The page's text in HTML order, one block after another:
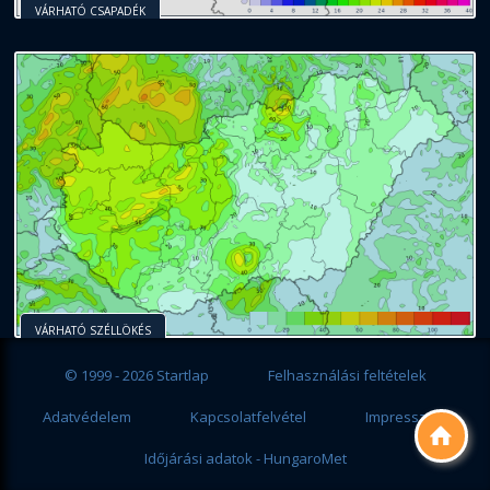

VÁRHATÓ CSAPADÉK
VÁRHATÓ SZÉLLÖKÉS
© 1999 - 2026 Startlap Felhasználási feltételek
Adatvédelem Kapcsolatfelvétel Impresszum
Időjárási adatok - HungaroMet